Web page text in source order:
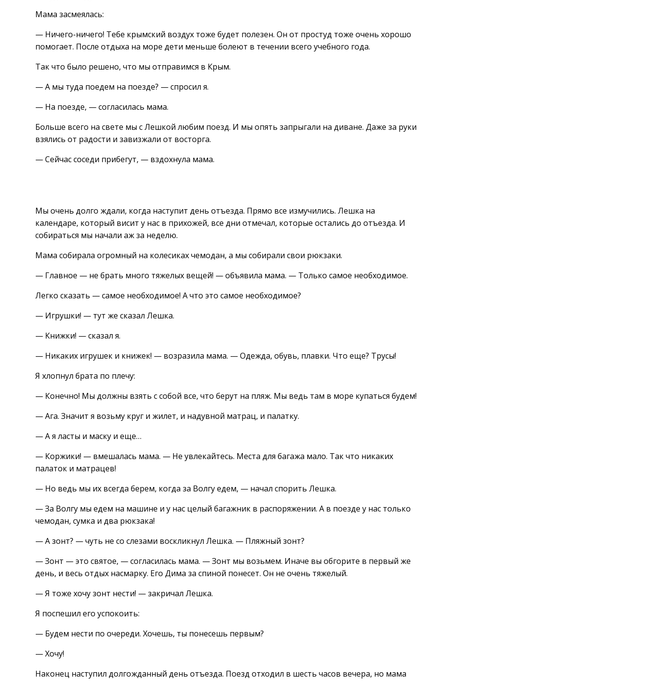
Мама засмеялась:
— Ничего-ничего! Тебе крымский воздух тоже будет полезен. Он от простуд тоже очень хорошо
помогает. После отдыха на море дети меньше болеют в течении всего учебного года.
Так что было решено, что мы отправимся в Крым.
— А мы туда поедем на поезде? — спросил я.
— На поезде, — согласилась мама.
Больше всего на свете мы с Лешкой любим поезд. И мы опять запрыгали на диване. Даже за руки
взялись от радости и завизжали от восторга.
— Сейчас соседи прибегут, — вздохнула мама.
Мы очень долго ждали, когда наступит день отъезда. Прямо все измучились. Лешка на
календаре, который висит у нас в прихожей, все дни отмечал, которые остались до отъезда. И
собираться мы начали аж за неделю.
Мама собирала огромный на колесиках чемодан, а мы собирали свои рюкзаки.
— Главное — не брать много тяжелых вещей! — объявила мама. — Только самое необходимое.
Легко сказать — самое необходимое! А что это самое необходимое?
— Игрушки! — тут же сказал Лешка.
— Книжки! — сказал я.
— Никаких игрушек и книжек! — возразила мама. — Одежда, обувь, плавки. Что еще? Трусы!
Я хлопнул брата по плечу:
— Конечно! Мы должны взять с собой все, что берут на пляж. Мы ведь там в море купаться будем!
— Ага. Значит я возьму круг и жилет, и надувной матрац, и палатку.
— А я ласты и маску и еще…
— Коржики! — вмешалась мама. — Не увлекайтесь. Места для багажа мало. Так что никаких
палаток и матрацев!
— Но ведь мы их всегда берем, когда за Волгу едем, — начал спорить Лешка.
— За Волгу мы едем на машине и у нас целый багажник в распоряжении. А в поезде у нас только
чемодан, сумка и два рюкзака!
— А зонт? — чуть не со слезами воскликнул Лешка. — Пляжный зонт?
— Зонт — это святое, — согласилась мама. — Зонт мы возьмем. Иначе вы обгорите в первый же
день, и весь отдых насмарку. Его Дима за спиной понесет. Он не очень тяжелый.
— Я тоже хочу зонт нести! — закричал Лешка.
Я поспешил его успокоить:
— Будем нести по очереди. Хочешь, ты понесешь первым?
— Хочу!
Наконец наступил долгожданный день отъезда. Поезд отходил в шесть часов вечера, но мама